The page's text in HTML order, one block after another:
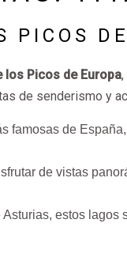
PICOS
los Picos de Europa
de senderismo y
famosas de
de vistas
estos lagos